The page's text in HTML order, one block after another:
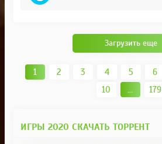
Загрузить еще
1 2 3 4 5 6
10
... 179
ИГРЫ 2020 СКАЧАТЬ ТОРРЕНТ